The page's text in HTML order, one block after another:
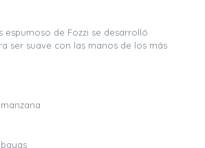
espumoso de Fozzi se desarrolló
ser suave con las manos de los más